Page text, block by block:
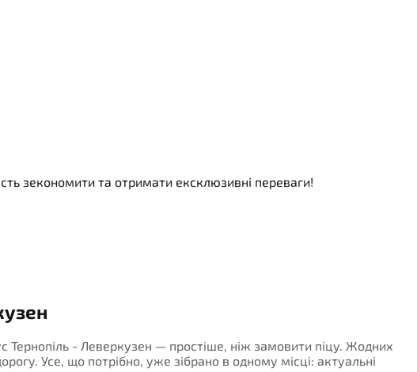
зекономити та отримати ексклюзивні переваги!
Тернопіль - Леверкузен — простіше, ніж замовити піцу. Жодних
Усе, що потрібно, уже зібрано в одному місці: актуальні